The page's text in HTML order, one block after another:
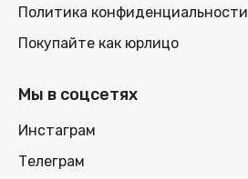
Политика конфиденциальности
Покупайте как юрлицо
Мы в соцсетях
Инстаграм
Телеграм